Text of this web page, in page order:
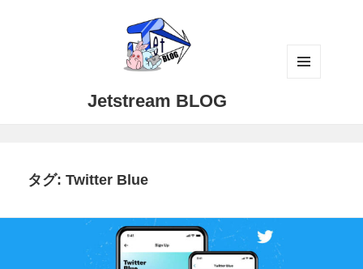
Jetstream BLOG
タグ:Twitter Blue